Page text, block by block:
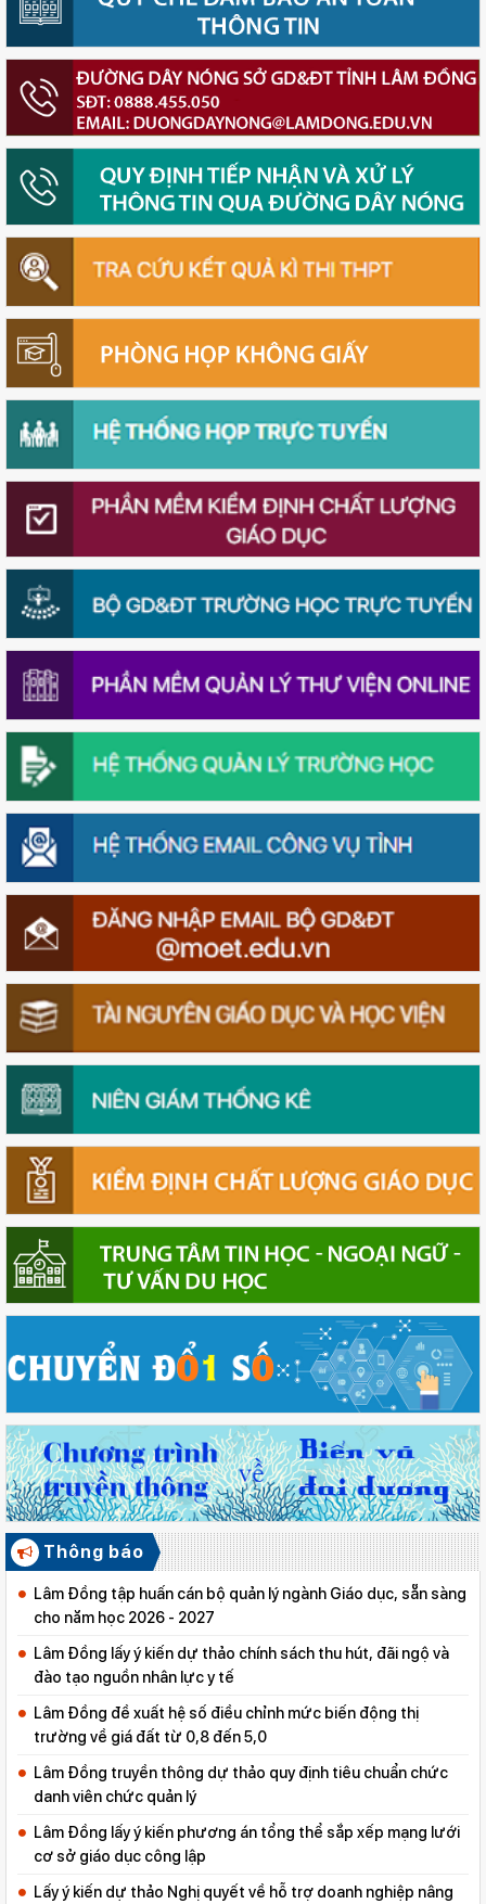
Thông báo
Lâm Đồng tập huấn cán bộ quản lý ngành Giáo dục, sẵn sàng
cho năm học 2026 - 2027
Lâm Đồng lấy ý kiến dự thảo chính sách thu hút, đãi ngộ và
đào tạo nguồn nhân lực y tế
Lâm Đồng đề xuất hệ số điều chỉnh mức biến động thị
trường về giá đất từ 0,8 đến 5,0
Lâm Đồng truyền thông dự thảo quy định tiêu chuẩn chức
danh viên chức quản lý
Lâm Đồng lấy ý kiến phương án tổng thể sắp xếp mạng lưới
cơ sở giáo dục công lập
Lấy ý kiến dự thảo Nghị quyết về hỗ trợ doanh nghiệp nâng